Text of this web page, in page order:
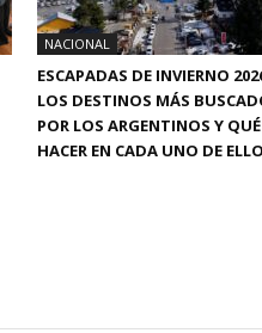
NACIONAL
ESCAPADAS DE INVIERNO
LOS DESTINOS MÁS
POR LOS ARGENTINOS Y QUÉ
HACER EN CADA UNO DE